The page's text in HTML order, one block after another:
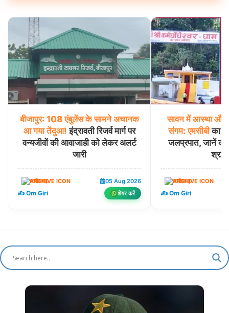
बीजापुर: 108 एंबुलेंस के सामने अचानक
आ गया तेंदुआ! इंद्रावती रिजर्व मार्ग पर
वन्यजीवों की आवाजाही को लेकर अलर्ट
जारी
छत्तीसगढ़ 05 Aug 2026
✍️ Om Giri शेयर करें
सावन में आस्था और
संगम: एमसीबीका
जलप्रपात, जानें
छत्तीसगढ़
✍️ Om Giri